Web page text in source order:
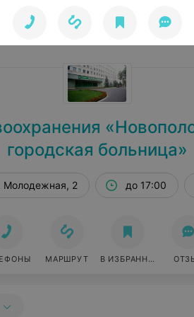
городская больница»
Молодежная, 2 до 17:00
МАРШРУТ В ИЗБРАННОЕ